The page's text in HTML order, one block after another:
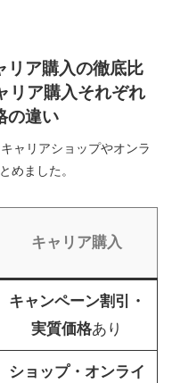
リア購入の徹底比
リア購入それぞれ
の違い
ャリアショップやオンラ
めました。
キャリア購入
キャンペーン割引・
実質価格あり
ショップ・オンライ